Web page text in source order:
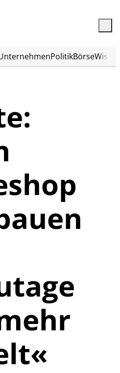
PolitikBörse